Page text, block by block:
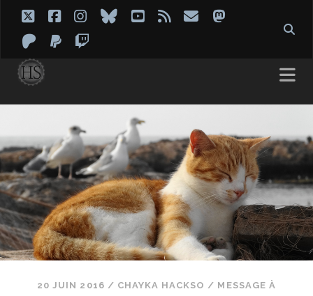
twitterfacebook
instagram
blueskyyoutube
rss emailmastodon
patreon
paypal
20 JUIN 2016 / CHAYKA HACKSO / MESSAGE À